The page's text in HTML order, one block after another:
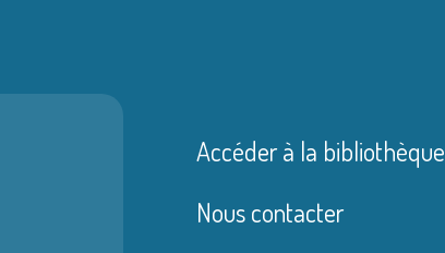
Accéder à la bibliothèque
Nous contacter